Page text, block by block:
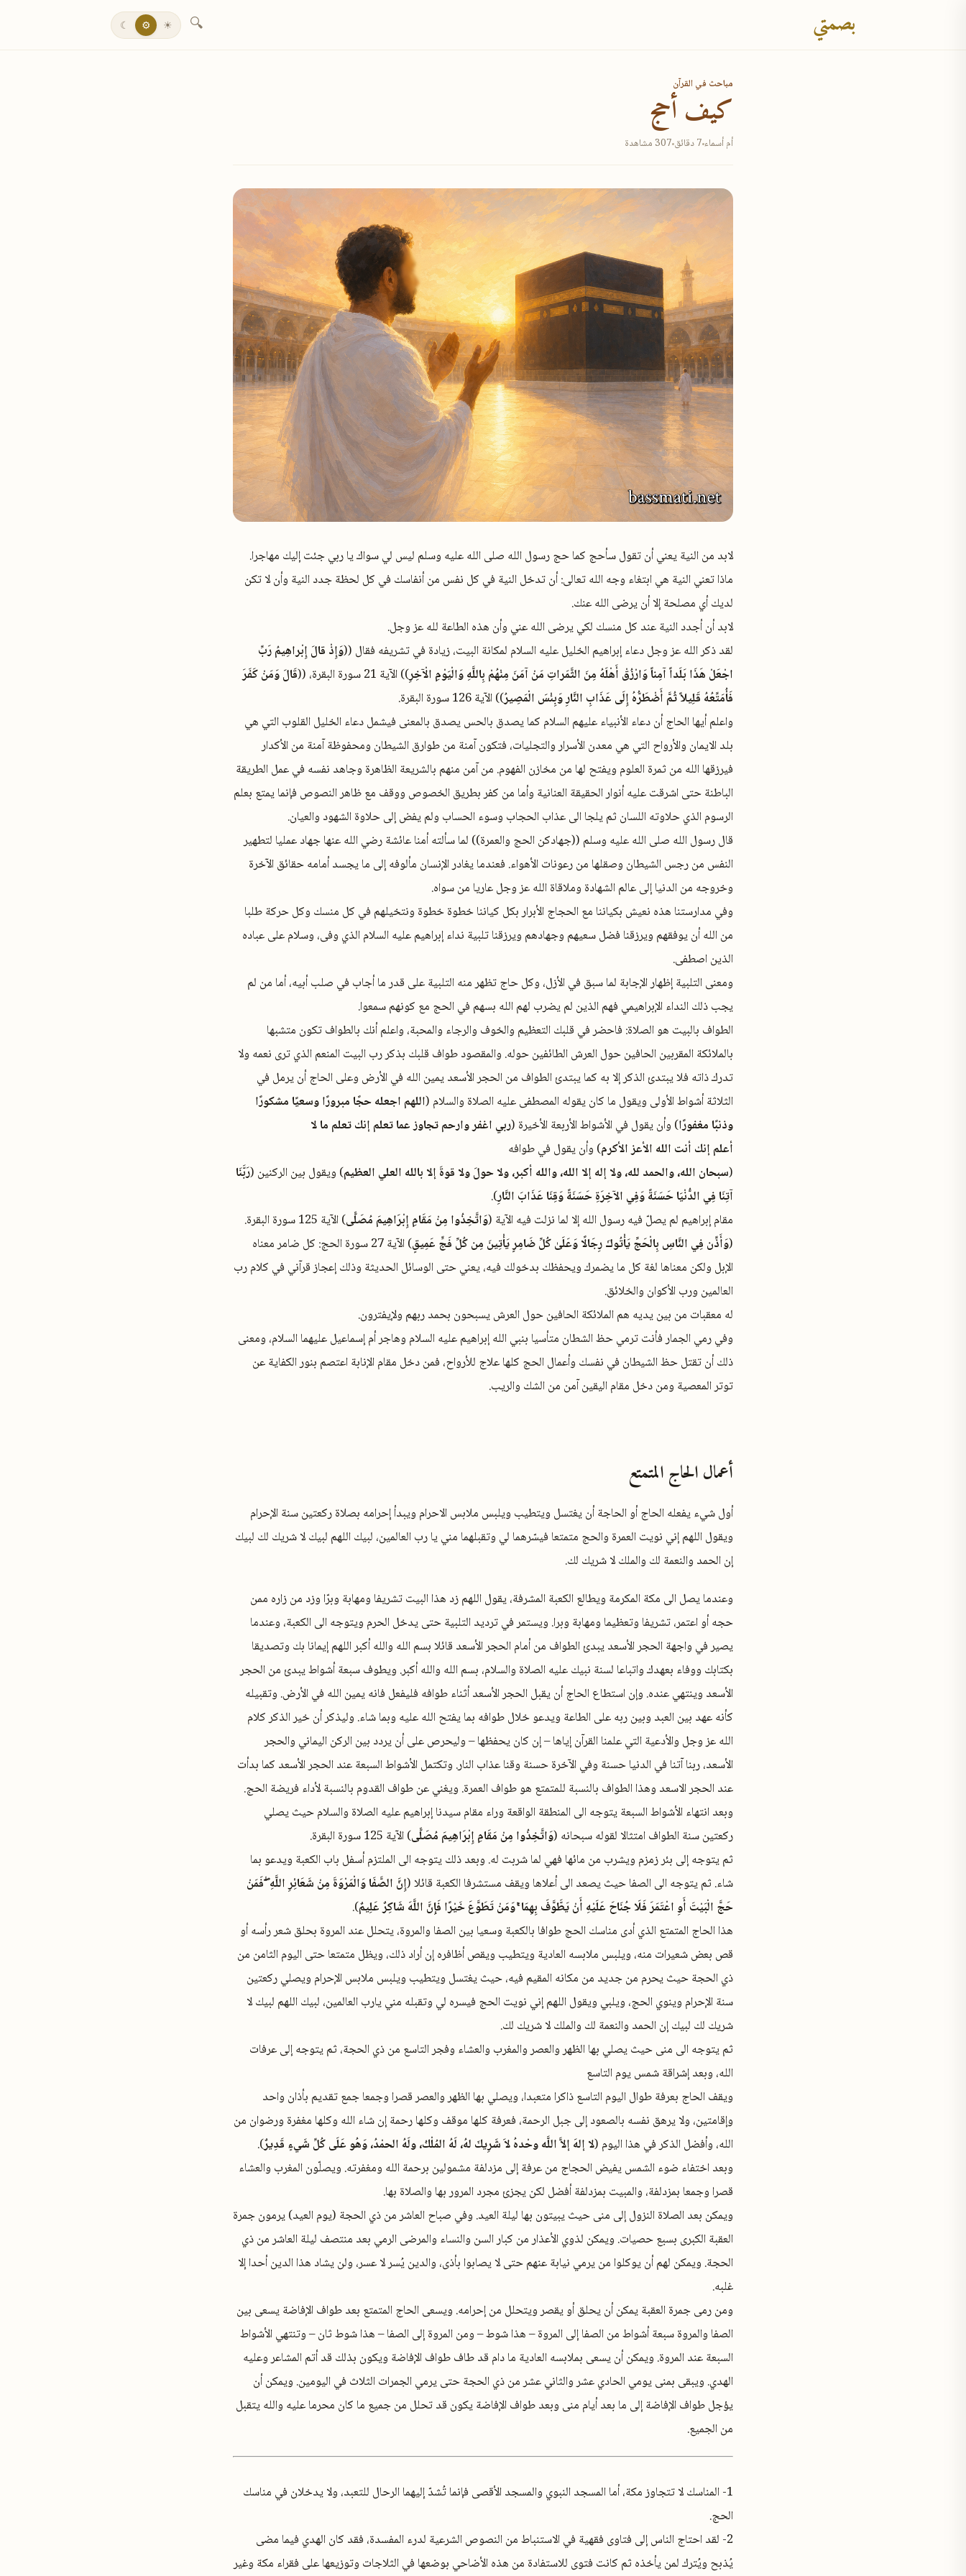
✕
بصمتي 🔍
☀
⚙
☾
مباحث في القرآن
كيف أحج
أم أسماء7 دقائق 307 مشاهدة
لابد من النية يعني أن تقول سأحج كما حج رسول الله صلى الله عليه وسلم ليس لي سواك يا ربي جئت إليك مهاجرا.
ماذا تعني النية هي ابتغاء وجه الله تعالى: أن تدخل النية في كل نفس من أنفاسك في كل لحظة جدد النية وأن لا تكن
لديك أي مصلحة إلا أن يرضى الله عنك.
لابد أن أجدد النية عند كل منسك لكي يرضى الله عني وأن هذه الطاعة لله عز وجل.
لقد ذكر الله عز وجل دعاء إبراهيم الخليل عليه السلام لمكانة البيت، زيادة في تشريفه فقال ((وَإِذْ قالَ إِبْراهِيمُ رَبِّ
اجْعَلْ هَذَا بَلَداً آمِناً وَارْزُقْ أَهْلَهُ مِنَ الثَّمَراتِ مَنْ آمَنَ مِنْهُمْ بِاللَّهِ وَالْيَوْمِ الْآخِرِ)) الآية 21 سورة البقرة، ((
قَالَ وَمَنْ كَفَرَ
فَأُمَتِّعُهُ قَلِيلاً ثُمَّ أَضْطَرُّهُ إِلَى عَذَابِ النَّارِ وَبِئْسَ الْمَصِيرُ)) الآية 126 سورة البقرة.
واعلم أيها الحاج أن دعاء الأنبياء عليهم السلام كما يصدق بالحس يصدق بالمعنى فيشمل دعاء الخليل القلوب التي هي
بلد الايمان والأرواح التي هي معدن الأسرار والتجليات، فتكون آمنة من طوارق الشيطان ومحفوظة آمنة من الأكدار
فيرزقها الله من ثمرة العلوم ويفتح لها من مخازن الفهوم. من آمن منهم بالشريعة الظاهرة وجاهد نفسه في عمل الطريقة
الباطنة حتى اشرقت عليه أنوار الحقيقة العنانية وأما من كفر بطريق الخصوص ووقف مع ظاهر النصوص فإنما يمتع بعلم
الرسوم الذي حلاوته اللسان ثم يلجا الى عذاب الحجاب وسوء الحساب ولم يفض إلى حلاوة الشهود والعيان.
قال رسول الله صلى الله عليه وسلم ((جهادكن الحج والعمرة)) لما سألته أمنا عائشة رضي الله عنها جهاد عمليا لتطهير
النفس من رجس الشيطان وصقلها من رعونات الأهواء. فعندما يغادر الإنسان مألوفه إلى ما يجسد أمامه حقائق الآخرة
وخروجه من الدنيا إلى عالم الشهادة وملاقاة الله عز وجل عاريا من سواه.
وفي مدارستنا هذه نعيش بكياننا مع الحجاج الأبرار بكل كياننا خطوة خطوة ونتخيلهم في كل منسك وكل حركة طلبا
من الله أن يوفقهم ويرزقنا فضل سعيهم وجهادهم ويرزقنا تلبية نداء إبراهيم عليه السلام الذي وفى، وسلام على عباده
الذين اصطفى.
ومعنى التلبية إظهار الإجابة لما سبق في الأزل، وكل حاج تظهر منه التلبية على قدر ما أجاب في صلب أبيه، أما من لم
يجب ذلك النداء الإبراهيمي فهم الذين لم يضرب لهم الله بسهم في الحج مع كونهم سمعوا.
الطواف بالبيت هو الصلاة: فاحضر في قلبك التعظيم والخوف والرجاء والمحبة، واعلم أنك بالطواف تكون متشبها
بالملائكة المقربين الحافين حول العرش الطائفين حوله. والمقصود طواف قلبك بذكر رب البيت المنعم الذي ترى نعمه ولا
تدرك ذاته فلا يبتدئ الذكر إلا به كما يبتدئ الطواف من الحجر الأسعد يمين الله في الأرض وعلى الحاج أن يرمل في
الثلاثة أشواط الأولى ويقول ما كان يقوله المصطفى عليه الصلاة والسلام (اللهم اجعله حجًا مبرورًا وسعيًا مشكورًا
وذنبًا مغفورًا) وأن يقول في الأشواط الأربعة الأخيرة (ربي اغفر وارحم تجاوز عما تعلم إنك تعلم ما لا
أعلم إنك أنت الله الأعز الأكرم) وأن يقول في طوافه
(سبحان الله، والحمد لله، ولا إله إلا الله، والله أكبر، ولا حولَ ولا قوةَ إلا بالله العلي العظيم) ويقول بين الركنين (رَبَّنَا
آتِنَا فِي الدُّنْيَا حَسَنَةً وَفِي الآخِرَةِ حَسَنَةً وَقِنَا عَذَابَ النَّارِ).
مقام إبراهيم لم يصلّ فيه رسول الله إلا لما نزلت فيه الآية (وَاتَّخِذُوا مِنْ مَقَامِ إِبْرَاهِيمَ مُصَلًّى) الآية 125 سورة البقرة.
(وَأَذِّن فِي النَّاسِ بِالْحَجِّ يَأْتُوكَ رِجَالًا وَعَلَىٰ كُلِّ ضَامِرٍ يَأْتِينَ مِن كُلِّ فَجٍّ عَمِيقٍ
) الآية 27 سورة الحج: كل ضامر معناه
الإبل ولكن معناها لغة كل ما يضمرك ويحفظك بدخولك فيه، يعني حتى الوسائل الحديثة وذلك إعجاز قرآني في كلام رب
العالمين ورب الأكوان والخلائق.
له معقبات من بين يديه هم الملائكة الحافين حول العرش يسبحون بحمد ربهم ولإيفترون.
وفي رمي الجمار فأنت ترمي حظ الشطان متأسيا بنبي الله إبراهيم عليه السلام وهاجر أم إسماعيل عليهما السلام، ومعنى
ذلك أن تقتل حظ الشيطان في نفسك وأعمال الحج كلها علاج للأرواح، فمن دخل مقام الإنابة اعتصم بنور الكفاية عن
توتر المعصية ومن دخل مقام اليقين آمن من الشك والريب.
أعمال الحاج المتمتع
أول شيء يفعله الحاج أو الحاجة أن يغتسل ويتطيب ويلبس ملابس الاحرام ويبدأ إحرامه بصلاة ركعتين سنة الإحرام
ويقول اللهم إني نويت العمرة والحج متمتعا فيسّرهما لي وتقبلهما مني يا رب العالمين، لبيك اللهم لبيك لا شريك لك لبيك
إن الحمد والنعمة لك والملك لا شريك لك.
وعندما يصل الى مكة المكرمة ويطالع الكعبة المشرفة، يقول اللهم زد هذا البيت تشريفا ومهابة وبرّا وزد من زاره ممن
حجه أو اعتمر، تشريفا وتعظيما ومهابة وبرا. ويستمر في ترديد التلبية حتى يدخل الحرم ويتوجه الى الكعبة، وعندما
يصير في واجهة الحجر الأسعد يبدئ الطواف من أمام الحجر الأسعد قائلا بسم الله والله أكبر اللهم إيمانا بك وتصديقا
بكتابك ووفاء بعهدك واتباعا لسنة نبيك عليه الصلاة والسلام، بسم الله والله أكبر. ويطوف سبعة أشواط يبدئ من الحجر
الأسعد وينتهي عنده. وإن استطاع الحاج أن يقبل الحجر الأسعد أثناء طوافه فليفعل فانه يمين الله في الأرض. وتقبيله
كأنه عهد بين العبد وبين ربه على الطاعة ويدعو خلال طوافه بما يفتح الله عليه وبما شاء. وليذكر أن خير الذكر كلام
الله عز وجل والأدعية التي علمنا القرآن إياها – إن كان يحفظها – وليحرص على أن يردد بين الركن اليماني والحجر
الأسعد، ربنا آتنا في الدنيا حسنة وفي الآخرة حسنة وقنا عذاب النار. وتكتمل الأشواط السبعة عند الحجر الأسعد كما بدأت
عند الحجر الاسعد وهذا الطواف بالنسبة للمتمتع هو طواف العمرة. ويغني عن طواف القدوم بالنسبة لأداء فريضة الحج.
وبعد انتهاء الأشواط السبعة يتوجه الى المنطقة الواقعة وراء مقام سيدنا إبراهيم عليه الصلاة والسلام حيث يصلي
ركعتين سنة الطواف امتثالا لقوله سبحانه (وَاتَّخِذُوا مِنْ مَقَامِ إِبْرَاهِيمَ مُصَلًّى) الآية 125 سورة البقرة.
ثم يتوجه إلى بئر زمزم ويشرب من مائها فهي لما شربت له. وبعد ذلك يتوجه الى الملتزم أسفل باب الكعبة ويدعو بما
شاء. ثم يتوجه الى الصفا حيث يصعد الى أعلاها ويقف مستشرفا الكعبة قائلا (إِنَّ الصَّفَا وَالْمَرْوَةَ مِنْ شَعَائِرِ اللَّهِ ۖ فَمَنْ
حَجَّ الْبَيْتَ أَوِ اعْتَمَرَ فَلَا جُنَاحَ عَلَيْهِ أَنْ يَطَّوَّفَ بِهِمَا ۚ وَمَنْ تَطَوَّعَ خَيْرًا فَإِنَّ اللَّهَ شَاكِرٌ عَلِيمٌ).
هذا الحاج المتمتع الذي أدى مناسك الحج طوافا بالكعبة وسعيا بين الصفا والمروة، يتحلل عند المروة بحلق شعر رأسه أو
قص بعض شعيرات منه، ويلبس ملابسه العادية ويتطيب ويقص أظافره إن أراد ذلك، ويظل متمتعا حتى اليوم الثامن من
ذي الحجة حيث يحرم من جديد من مكانه المقيم فيه، حيث يغتسل ويتطيب ويلبس ملابس الإحرام ويصلي ركعتين
سنة الإحرام وينوي الحج، ويلبي ويقول اللهم إني نويت الحج فيسره لي وتقبله مني يارب العالمين، لبيك اللهم لبيك لا
شريك لك لبيك إن الحمد والنعمة لك والملك لا شريك لك.
ثم يتوجه الى منى حيث يصلي بها الظهر والعصر والمغرب والعشاء وفجر التاسع من ذي الحجة، ثم يتوجه إلى عرفات
الله، وبعد إشراقة شمس يوم التاسع
ويقف الحاج بعرفة طوال اليوم التاسع ذاكرا متعبدا، ويصلي بها الظهر والعصر قصرا وجمعا جمع تقديم بأذان واحد
وإقامتين، ولا يرهق نفسه بالصعود إلى جبل الرحمة، فعرفة كلها موقف وكلها رحمة إن شاء الله وكلها مغفرة ورضوان من
الله، وأفضل الذكر في هذا اليوم (لا إلهَ إلاَّ اللَّه وحْدهُ لاَ شَرِيكَ لهُ، لَهُ المُلْكُ، ولَهُ الحمْدُ، وَهُو عَلَى كُلِّ شَيءٍ قَدِيرٌ).
وبعد اختفاء ضوء الشمس يفيض الحجاج من عرفة إلى مزدلفة مشمولين برحمة الله ومغفرته. ويصلّون المغرب والعشاء
قصرا وجمعا بمزدلفة، والمبيت بمزدلفة أفضل لكن يجزئ مجرد المرور بها والصلاة بها.
ويمكن بعد الصلاة النزول إلى منى حيث يبيتون بها ليلة العيد. وفي صباح العاشر من ذي الحجة (يوم العيد) يرمون جمرة
العقبة الكبرى بسبع حصيات. ويمكن لذوي الأعذار من كبار السن والنساء والمرضى الرمي بعد منتصف ليلة العاشر من ذي
الحجة. ويمكن لهم أن يوكلوا من يرمي نيابة عنهم حتى لا يصابوا بأذى، والدين يُسر لا عسر، ولن يشاد هذا الدين أحدا إلا
غلبه.
ومن رمى جمرة العقبة يمكن أن يحلق أو يقصر ويتحلل من إحرامه. ويسعى الحاج المتمتع بعد طواف الإفاضة يسعى بين
الصفا والمروة سبعة أشواط من الصفا إلى المروة – هذا شوط – ومن المروة إلى الصفا – هذا شوط ثان – وتنتهي الأشواط
السبعة عند المروة. ويمكن أن يسعى بملابسه العادية ما دام قد طاف طواف الإفاضة ويكون بذلك قد أتم المشاعر وعليه
الهدي. ويبقى بمنى يومي الحادي عشر والثاني عشر من ذي الحجة حتى يرمي الجمرات الثلاث في اليومين. ويمكن أن
يؤجل طواف الإفاضة إلى ما بعد أيام منى وبعد طواف الإفاضة يكون قد تحلل من جميع ما كان محرما عليه والله يتقبل
من الجميع.
1- المناسك لا تتجاوز مكة، أما المسجد النبوي والمسجد الأقصى فإنما تُشدّ إليهما الرحال للتعبد، ولا يدخلان في مناسك
الحج.
2- لقد احتاج الناس إلى فتاوى فقهية في الاستنباط من النصوص الشرعية لدرء المفسدة، فقد كان الهدي فيما مضى
يُذبح ويُترك لمن يأخذه ثم كانت فتوى للاستفادة من هذه الأضاحي بوضعها في الثلاجات وتوزيعها على فقراء مكة وغير